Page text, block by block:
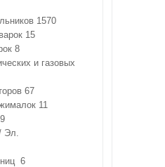
1570
15
8
и газовых
67
11
9
Эл.
6